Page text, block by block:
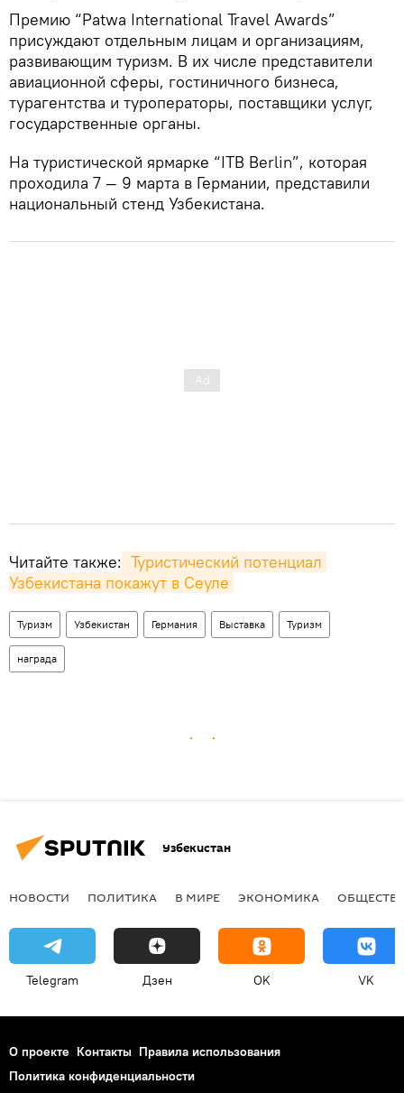
Премию “Patwa International Travel Awards”
присуждают отдельным лицам и организациям,
развивающим туризм. В их числе представители
авиационной сферы, гостиничного бизнеса,
турагентства и туроператоры, поставщики услуг,
государственные органы.
На туристической ярмарке “ITB Berlin”, которая
проходила 7 — 9 марта в Германии, представили
национальный стенд Узбекистана.
Читайте также: Туристический потенциал
Узбекистана покажут в Сеуле
Туризм Узбекистан Германия Выставка Туризм
награда
Узбекистан
НОВОСТИ ПОЛИТИКА В МИРЕ ЭКОНОМИКА
Telegram Дзен OK VK
О проекте Контакты Правила использования
Политика конфиденциальности